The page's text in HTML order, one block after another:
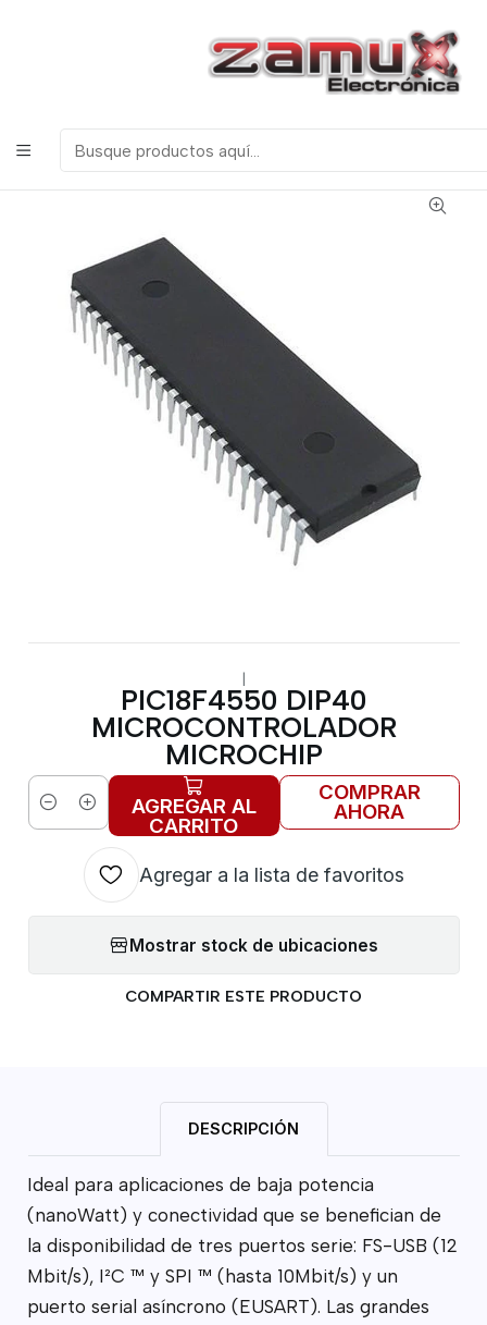
ELECTRONICOS, ROBOTICA & TECNOLOGIA
Semiconductores
Microcontroladores
|
PIC18F4550 DIP40
MICROCONTROLADOR
MICROCHIP
Cantidad AGREGAR AL
CARRITO
COMPRAR
AHORA
Agregar a la lista de favoritos
Mostrar stock de ubicaciones
COMPARTIR ESTE PRODUCTO
DESCRIPCIÓN
Ideal para aplicaciones de baja potencia
(nanoWatt) y conectividad que se benefician de
la disponibilidad de tres puertos serie: FS-USB (12
Mbit/s), I²C ™ y SPI ™ (hasta 10Mbit/s) y un
puerto serial asíncrono (EUSART). Las grandes